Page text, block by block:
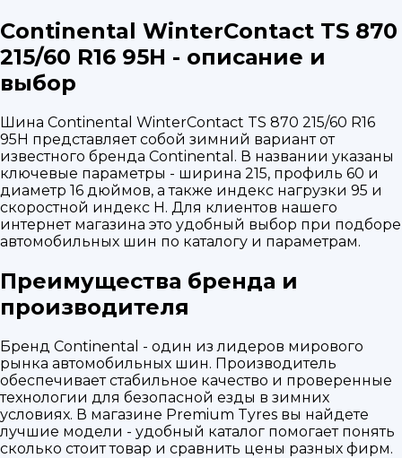
Continental WinterContact TS 870
215/60 R16 95H - описание и
выбор
Шина Continental WinterContact TS 870 215/60 R16
95H представляет собой зимний вариант от
известного бренда Continental. В названии указаны
ключевые параметры - ширина 215, профиль 60 и
диаметр 16 дюймов, а также индекс нагрузки 95 и
скоростной индекс H. Для клиентов нашего
интернет магазина это удобный выбор при подборе
автомобильных шин по каталогу и параметрам.
Преимущества бренда и
производителя
Бренд Continental - один из лидеров мирового
рынка автомобильных шин. Производитель
обеспечивает стабильное качество и проверенные
технологии для безопасной езды в зимних
условиях. В магазине Premium Tyres вы найдете
лучшие модели - удобный каталог помогает понять
сколько стоит товар и сравнить цены разных фирм.